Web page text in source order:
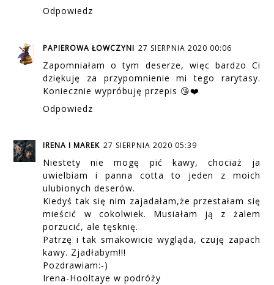
Odpowiedz
PAPIEROWA ŁOWCZYNI 27 SIERPNIA 2020 00:06
Zapomniałam o tym deserze, więc bardzo Ci
dziękuję za przypomnienie mi tego rarytasy.
Koniecznie wypróbuję przepis 😘❤️
Odpowiedz
IRENA I MAREK 27 SIERPNIA 2020 05:39
Niestety nie mogę pić kawy, chociaż ja
uwielbiam i panna cotta to jeden z moich
ulubionych deserów.
Kiedyś tak się nim zajadałam,że przestałam się
mieścić w cokolwiek. Musiałam ją z żalem
porzucić, ale tęsknię.
Patrzę i tak smakowicie wygląda, czuję zapach
kawy. Zjadłabym!!!
Pozdrawiam:-)
Irena-Hooltaye w podróży